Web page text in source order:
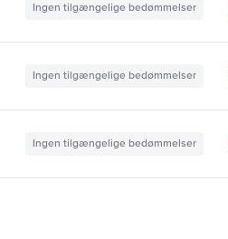
Ingen tilgængelige bedømmelser
Ingen tilgængelige bedømmelser
Ingen tilgængelige bedømmelser